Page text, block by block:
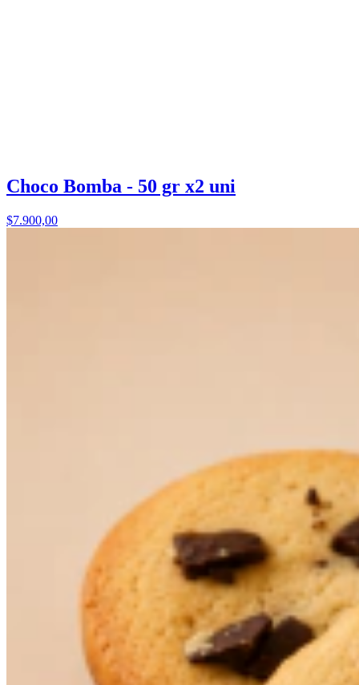
Choco Bomba - 50 gr x2 uni
$7.900,00